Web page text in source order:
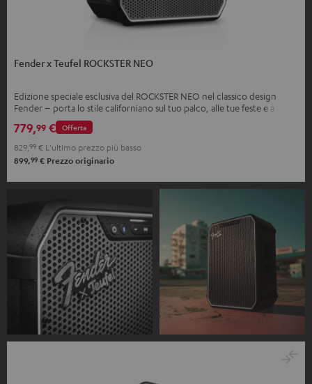
Fender x Teufel ROCKSTER NEO
Edizione speciale esclusiva del ROCKSTER NEO nel classico design
Fender – porta lo stile californiano sul tuo palco, alle tue feste e a casa
Offerta
779,99 €
829, 99 € L'ultimo prezzo più basso
899,99 € Prezzo originario